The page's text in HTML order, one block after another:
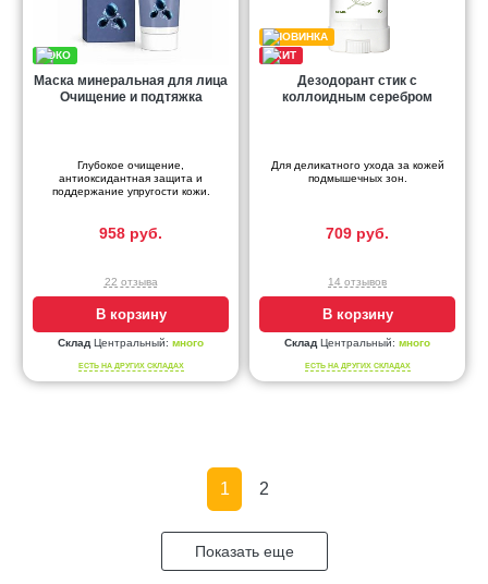
Маска минеральная для лица
Очищение и подтяжка
Глубокое очищение,
антиоксидантная защита и
поддержание упругости кожи.
958 руб.
22 отзыва
В корзину
Склад Центральный: много
ЕСТЬ НА ДРУГИХ СКЛАДАХ
Дезодорант стик с
коллоидным серебром
Для деликатного ухода за кожей
подмышечных зон.
709 руб.
14 отзывов
В корзину
Склад Центральный: много
ЕСТЬ НА ДРУГИХ СКЛАДАХ
1 2
Показать еще